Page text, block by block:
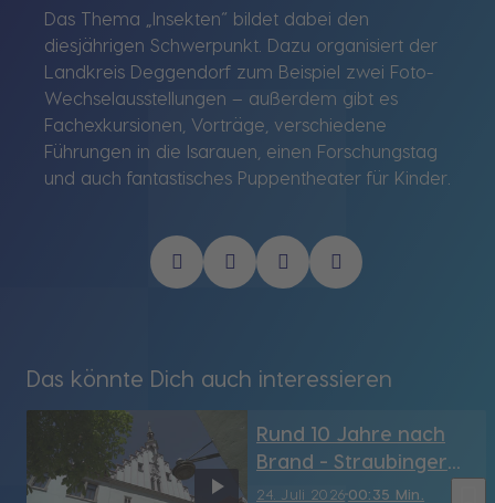
Das Thema „Insekten“ bildet dabei den
diesjährigen Schwerpunkt. Dazu organisiert der
Landkreis Deggendorf zum Beispiel zwei Foto-
Wechselausstellungen – außerdem gibt es
Fachexkursionen, Vorträge, verschiedene
Führungen in die Isarauen, einen Forschungstag
und auch fantastisches Puppentheater für Kinder.
Das könnte Dich auch interessieren
24. Juli 202600:35 Min.
Rund 10 Jahre nach
Brand - Straubinger
Rathaus hat sein